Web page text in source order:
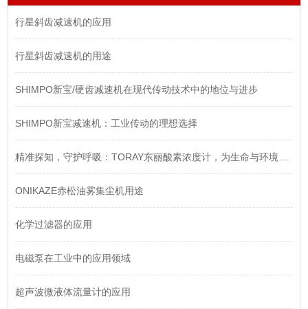
​行星斜齿减速机的应用
​行星斜齿减速机的用途
SHIMPO新宝/硬齿减速机在现代传动技术中的地位与进步
SHIMPO新宝减速机：工业传动的理想选择
精准探知，守护呼吸：TORAY东丽酸素浓度计，为生命与环境注入安心
ONIKAZE赤松油雾集尘机用途
化学过滤器的应用
电磁泵在工业中的应用领域
超声波微液体流量计的应用